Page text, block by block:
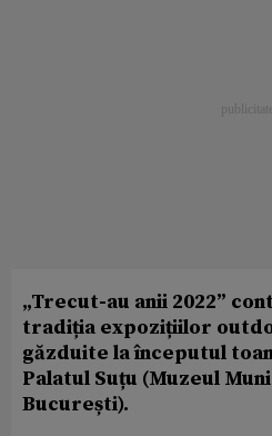
„Trecut-au anii 2022”
tradiția expozițiilor
găzduite la începutul
Palatul Suțu (Muzeul
București).